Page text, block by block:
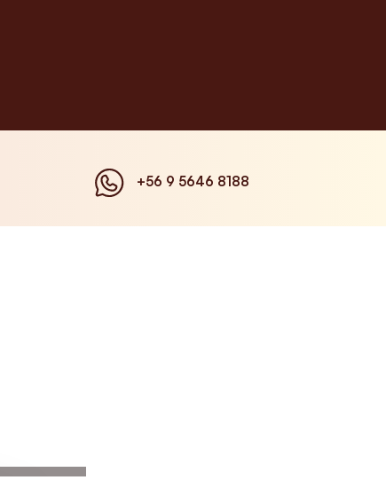
+56 9 5646 8188